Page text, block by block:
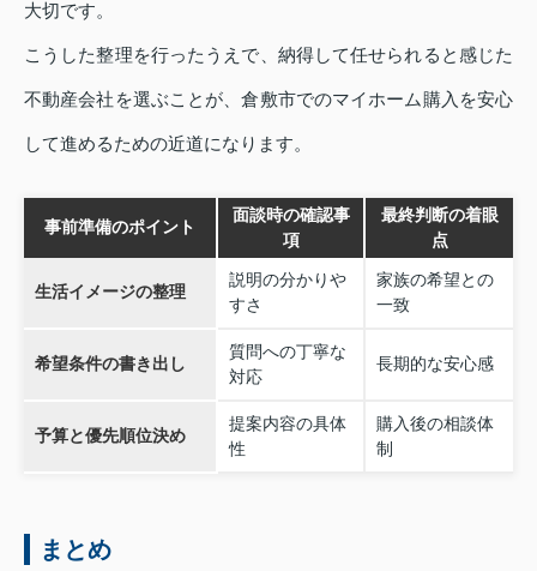
大切です。
こうした整理を行ったうえで、納得して任せられると感じた
不動産会社を選ぶことが、倉敷市でのマイホーム購入を安心
して進めるための近道になります。
事前準備のポイント
面談時の確認事
項
最終判断の着眼
点
生活イメージの整理
説明の分かりや
すさ
家族の希望との
一致
希望条件の書き出し
質問への丁寧な
対応
長期的な安心感
予算と優先順位決め
提案内容の具体
性
購入後の相談体
制
まとめ